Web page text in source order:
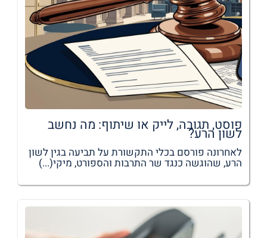
פוסט, תגובה, לייק או שיתוף: מה נחשב
לשון הרע?
לאחרונה פורסם בכלי התקשורת על תביעה בגין לשון
הרע, שהוגשה כנגד שר התרבות והספורט, מיקי(...)